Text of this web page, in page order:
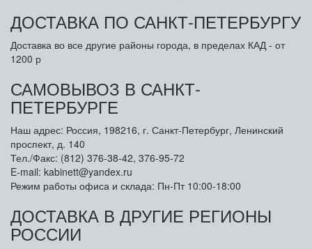
ДОСТАВКА ПО САНКТ-ПЕТЕРБУРГУ
Доставка во все другие районы города, в пределах КАД - от
1200 р
САМОВЫВОЗ В САНКТ-
ПЕТЕРБУРГЕ
Наш адрес: Россия, 198216, г. Санкт-Петербург, Ленинский
проспект, д. 140
Тел./Факс: (812) 376-38-42, 376-95-72
E-mail: kabinett@yandex.ru
Режим работы офиса и склада: Пн-Пт 10:00-18:00
ДОСТАВКА В ДРУГИЕ РЕГИОНЫ
РОССИИ